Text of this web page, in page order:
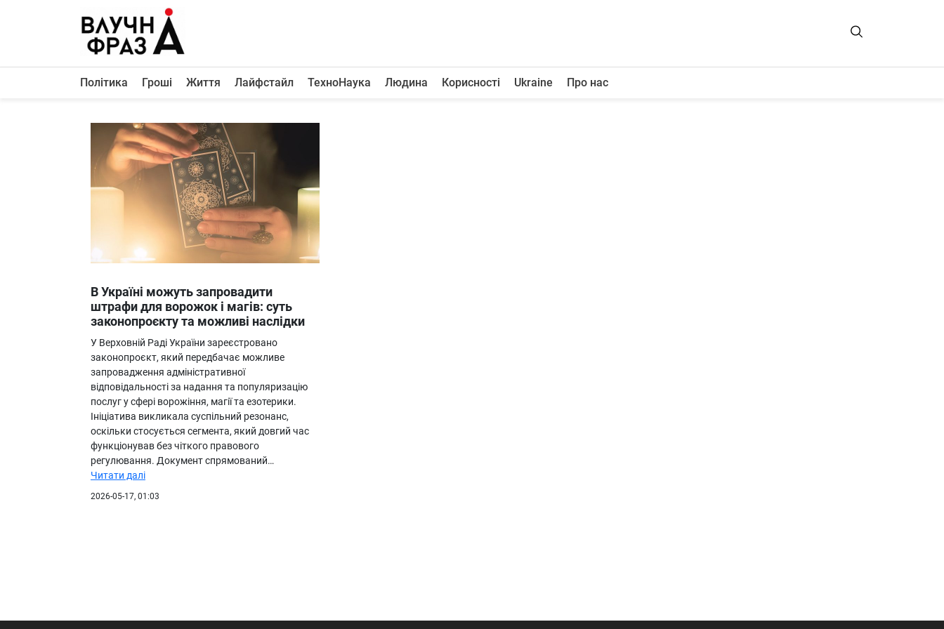
Політика
Життя
Лайфстайл
ТехноНаука
Корисності
Про нас
Політика Гроші Життя Лайфстайл ТехноНаука Людина Корисності Ukraine Про нас
В Україні можуть запровадити
штрафи для ворожок і магів: суть
законопроєкту та можливі наслідки
У Верховній Раді України зареєстровано
законопроєкт, який передбачає можливе
запровадження адміністративної
відповідальності за надання та популяризацію
послуг у сфері ворожіння, магії та езотерики.
Ініціатива викликала суспільний резонанс,
оскільки стосується сегмента, який довгий час
функціонував без чіткого правового
регулювання. Документ спрямований…
Читати далі
2026-05-17, 01:03